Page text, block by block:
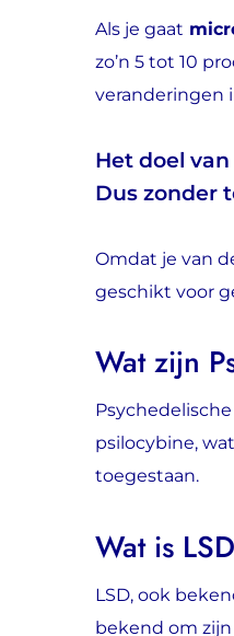
Als je gaat
zo’n 5 tot 10
veranderingen
Het doel
Dus zonder
Omdat je van
geschikt voor
Wat zijn
psilocybine,
toegestaan.
Wat is
LSD, ook
bekend om